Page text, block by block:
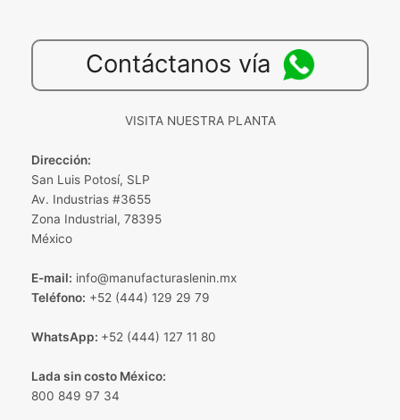
Contáctanos vía
VISITA NUESTRA PLANTA
Dirección:
San Luis Potosí, SLP
Av. Industrias #3655
Zona Industrial, 78395
México
E-mail: info@manufacturaslenin.mx
Teléfono: +52 (444) 129 29 79
WhatsApp: +52 (444) 127 11 80
Lada sin costo México:
800 849 97 34